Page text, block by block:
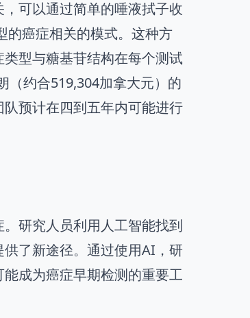
可以通过简单的唾液拭子收
的癌症相关的模式。这种方
型与糖基苷结构在每个测试
（约合519,304加拿大元）的
预计在四到五年内可能进行
研究人员利用人工智能找到
了新途径。通过使用AI，研
成为癌症早期检测的重要工